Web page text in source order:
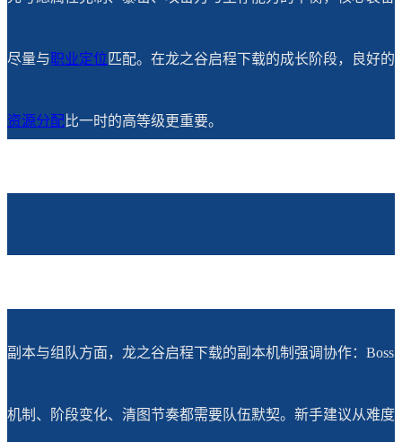
尽量与职业定位 匹配。在龙之谷启程下载的成长阶段，良好的
资源分配比一时的高等级更重要。
副本与组队方面，龙之谷启程下载的副本机制强调协作：Boss
机制、阶段变化、清图节奏都需要队伍默契。新手建议从难度